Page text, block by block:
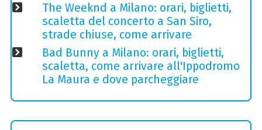
The Weeknd a Milano: orari, biglietti,
scaletta del concerto a San Siro,
strade chiuse, come arrivare
Bad Bunny a Milano: orari, biglietti,
scaletta, come arrivare all'Ippodromo
La Maura e dove parcheggiare